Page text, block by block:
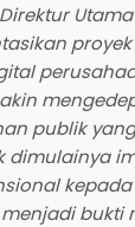
publik
dimulainya
bukti